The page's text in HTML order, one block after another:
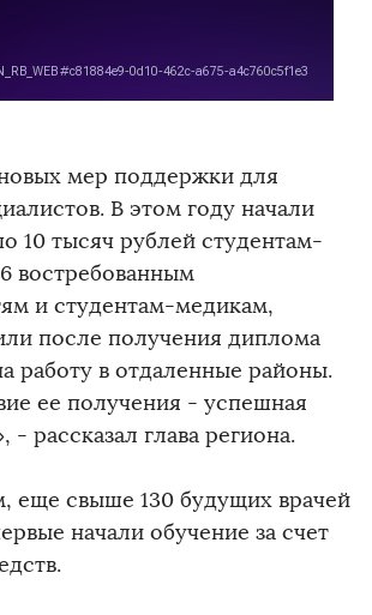
мер поддержки для
В этом году начали
10 тысяч рублей студентам-
востребованным
и студентам-медикам,
после получения диплома
работу в отдаленные районы.
ее получения - успешная
- рассказал глава региона.
еще свыше 130 будущих врачей
начали обучение за счет